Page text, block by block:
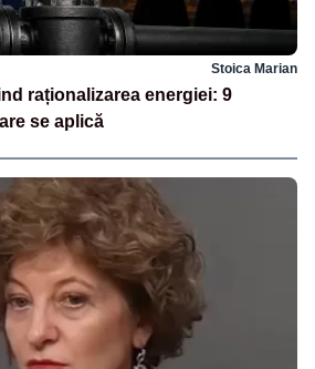
Stoica Marian
raționalizarea energiei: 9
se aplică